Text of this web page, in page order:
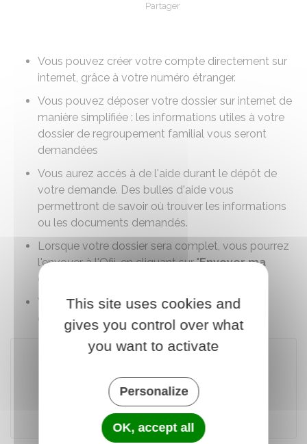
Partager
Vous pouvez créer votre compte directement sur
internet, grâce à votre numéro étranger.
Vous pouvez déposer votre dossier sur internet de
manière simplifiée : les informations utiles à votre
dossier de regroupement familial vous seront
demandées
Vous aurez accès à de l'aide durant le dépôt de
votre demande. Des bulles d'aide vous
permettront de savoir où trouver les informations
ou les documents demandés.
Lorsque votre dossier sera complet, vous pourrez
l'envoyer à l'Ofii, en cliquant sur "Envoyer ma
demande
Vous pourrez ensuite suivre le statut de votre
demande depuis votre tableau de bord.
Accéder au téléservice
Office français de l'immigration et de l'intégration (Ofii)
This site uses cookies and
gives you control over what
you want to activate
Personalize
OK, accept all